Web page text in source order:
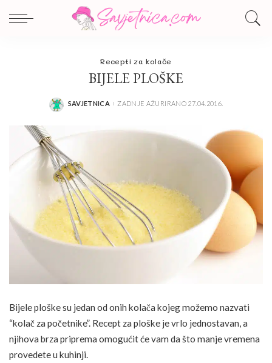
Recepti za kolače
BIJELE PLOŠKE
POSTED
SAVJETNICA ZADNJE AŽURIRANO 27.04.2016.
Bijele ploške su jedan od onih kolača kojeg možemo nazvati
“kolač za početnike”. Recept za ploške je vrlo jednostavan, a
njihova brza priprema omogućit će vam da što manje vremena
provedete u kuhinji.